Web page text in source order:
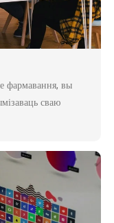
фармавання, вы
сваю